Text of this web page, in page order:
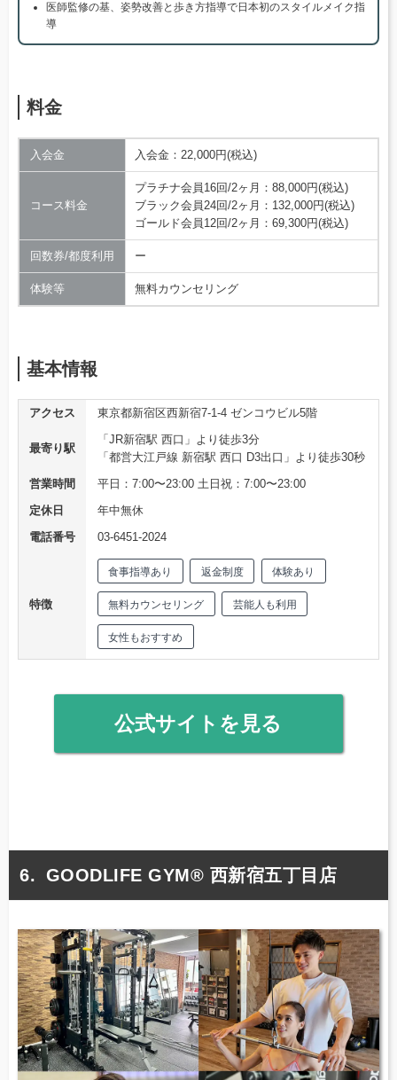
医師監修の基、姿勢改善と歩き方指導で日本初のスタイルメイク指
導
料金
入会金 入会金：22,000円(税込)
コース料金
プラチナ会員16回/2ヶ月：88,000円(税込)
ブラック会員24回/2ヶ月：132,000円(税込)
ゴールド会員12回/2ヶ月：69,300円(税込)
回数券/都度利用 ー
体験等 無料カウンセリング
基本情報
アクセス 東京都新宿区西新宿7-1-4 ゼンコウビル5階
最寄り駅
「JR新宿駅 西口」より徒歩3分
「都営大江戸線 新宿駅 西口 D3出口」より徒歩30秒
営業時間
平日：7:00〜23:00 土日祝：7:00〜23:00
定休日
年中無休
電話番号
03-6451-2024
特徴
食事指導あり 返金制度 体験あり
無料カウンセリング 芸能人も利用
女性もおすすめ
公式サイトを見る
GOODLIFE GYM® 西新宿五丁目店